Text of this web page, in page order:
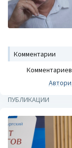
Комментарии
ПУБЛИКАЦИИ